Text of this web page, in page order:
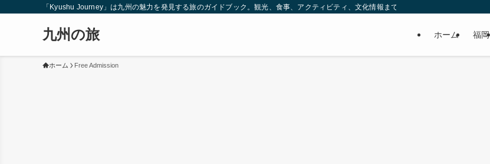
「Kyushu Journey」は九州の魅力を発見する旅のガイドブック。観光、食事、アクティビティ、文化情報まで、九州をもっと楽しむため
九州の旅 ホーム 福岡
ホーム Free Admission